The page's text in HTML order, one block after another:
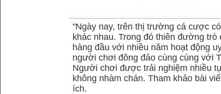
"Ngày nay, trên thị trường cá cược
khác nhau. Trong đó thiên đường
hàng đầu với nhiều năm hoạt động
người chơi đông đảo cùng cùng với
Người chơi được trải nghiệm nhiều
không nhàm chán. Tham khảo bài
ích.